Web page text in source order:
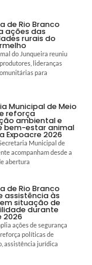
de Rio Branco
ações das
rurais do
do Junqueira reuniu
lideranças
para
Municipal de Meio
reforça
ambiental e
bem-estar animal
Expoacre 2026
Municipal de
acompanham desde a
abertura
de Rio Branco
assistência às
situação de
durante
2026
ações de segurança
políticas de
assistência jurídica